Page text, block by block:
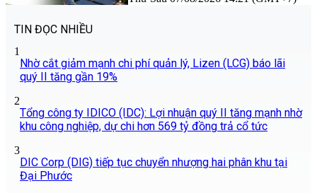
TIN ĐỌC NHIỀU
1
Nhờ cắt giảm mạnh chi phí quản lý, Lizen (LCG) báo lãi
quý II tăng gần 19%
2
Tổng công ty IDICO (IDC): Lợi nhuận quý II tăng mạnh nhờ
khu công nghiệp, dự chi hơn 569 tỷ đồng trả cổ tức
3
DIC Corp (DIG) tiếp tục chuyển nhượng hai phân khu tại
Đại Phước